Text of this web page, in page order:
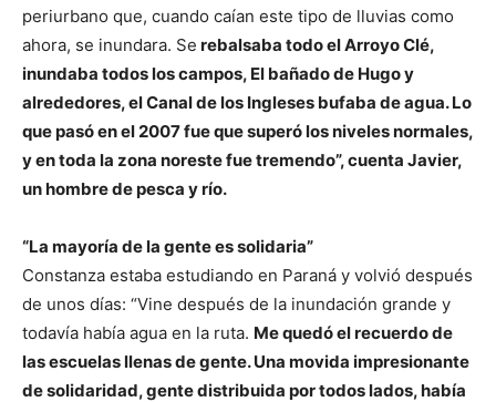
periurbano que, cuando caían este tipo de lluvias como
ahora, se inundara. Se rebalsaba todo el Arroyo Clé,
inundaba todos los campos, El bañado de Hugo y
alrededores, el Canal de los Ingleses bufaba de agua. Lo
que pasó en el 2007 fue que superó los niveles normales,
y en toda la zona noreste fue tremendo”, cuenta Javier,
un hombre de pesca y río.
“La mayoría de la gente es solidaria”
Constanza estaba estudiando en Paraná y volvió después
de unos días: “Vine después de la inundación grande y
todavía había agua en la ruta. Me quedó el recuerdo de
las escuelas llenas de gente. Una movida impresionante
de solidaridad, gente distribuida por todos lados, había